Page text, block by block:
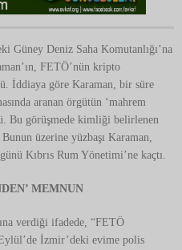
Güney Deniz Saha Komutanlığı’na
FETÖ’nün kripto
İddiaya göre Karaman, bir süre
aranan örgütün ‘mahrem
Bu görüşmede kimliği belirlenen
üzerine yüzbaşı Karaman,
Kıbrıs Rum Yönetimi’ne kaçtı.
MEMNUN
verdiği ifadede, “FETÖ
İzmir’deki evime polis